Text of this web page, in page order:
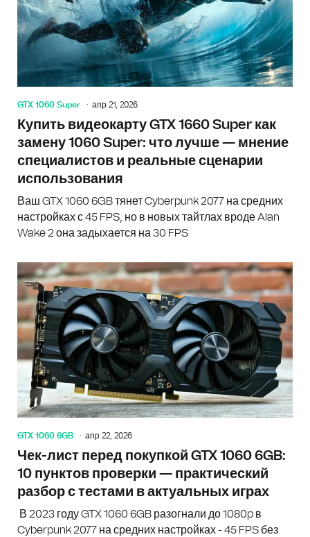
GTX 1060 Super апр 21, 2026
Купить видеокарту GTX 1660 Super как
замену 1060 Super: что лучше — мнение
специалистов и реальные сценарии
использования
Ваш GTX 1060 6GB тянет Cyberpunk 2077 на средних
настройках с 45 FPS, но в новых тайтлах вроде Alan
Wake 2 она задыхается на 30 FPS
GTX 1060 6GB апр 22, 2026
Чек-лист перед покупкой GTX 1060 6GB:
10 пунктов проверки — практический
разбор с тестами в актуальных играх
В 2023 году GTX 1060 6GB разогнали до 1080p в
Cyberpunk 2077 на средних настройках - 45 FPS без